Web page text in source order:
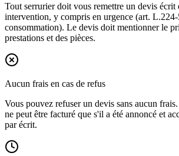
Tout serrurier doit vous remettre un devis écrit
intervention, y compris en urgence (art.
consommation). Le devis doit mentionner le
prestations et des pièces.
Aucun frais en cas de refus
Vous pouvez refuser un devis sans aucun
ne peut être facturé que s'il a été annoncé et
par écrit.